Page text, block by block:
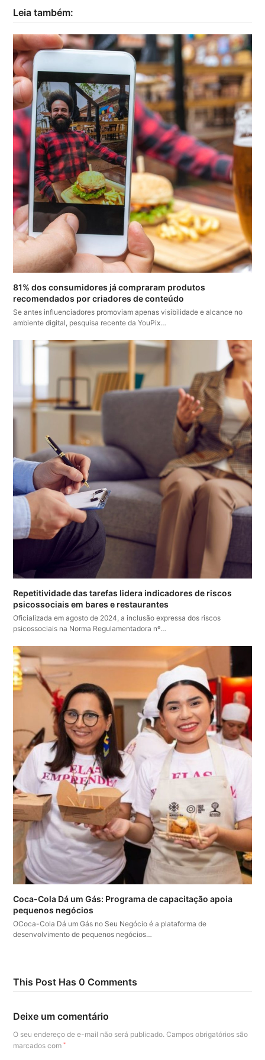
Leia também:
81% dos consumidores já compraram produtos
recomendados por criadores de conteúdo
Se antes influenciadores promoviam apenas visibilidade e alcance no
ambiente digital, pesquisa recente da YouPix…
Repetitividade das tarefas lidera indicadores de riscos
psicossociais em bares e restaurantes
Oficializada em agosto de 2024, a inclusão expressa dos riscos
psicossociais na Norma Regulamentadora nº…
Coca-Cola Dá um Gás: Programa de capacitação apoia
pequenos negócios
OCoca-Cola Dá um Gás no Seu Negócio é a plataforma de
desenvolvimento de pequenos negócios…
This Post Has 0 Comments
Deixe um comentário
O seu endereço de e-mail não será publicado. Campos obrigatórios são
marcados com*